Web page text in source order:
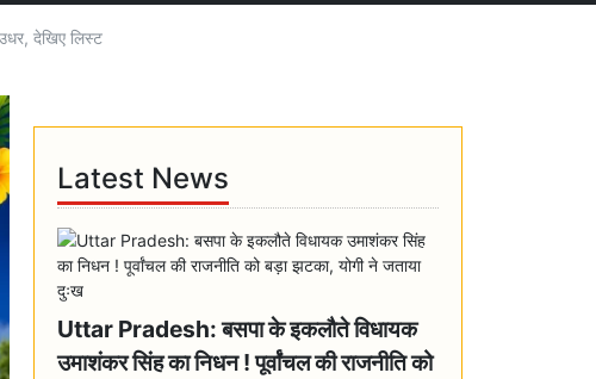
देखिए लिस्ट
Latest News
Uttar Pradesh: बसपा के इकलौते विधायक
उमाशंकर सिंह का निधन ! पूर्वांचल की राजनीति को